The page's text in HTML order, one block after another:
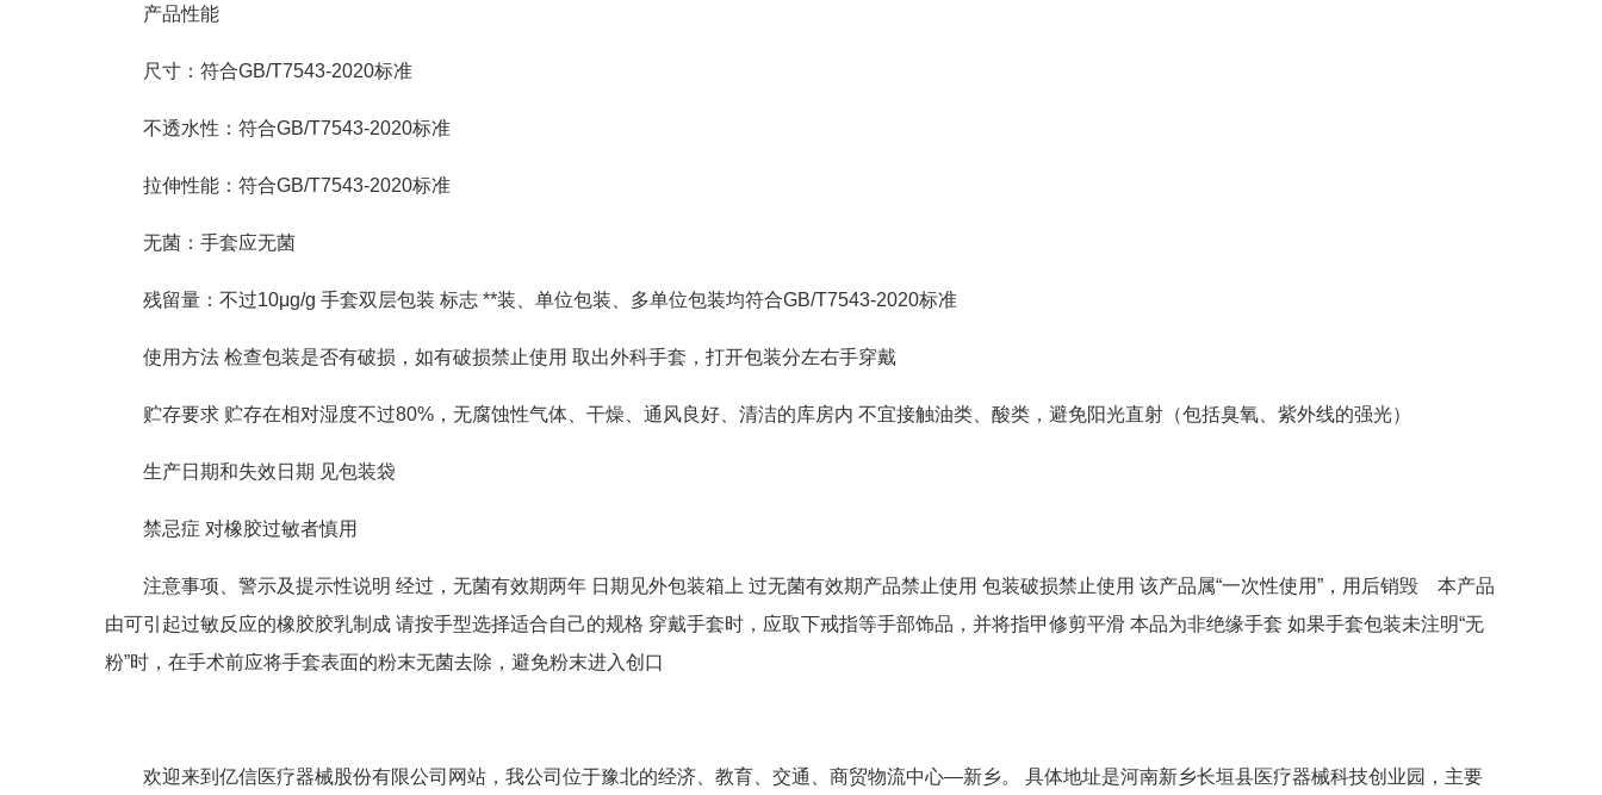
产品性能
尺寸：符合GB/T7543-2020标准
不透水性：符合GB/T7543-2020标准
拉伸性能：符合GB/T7543-2020标准
无菌：手套应无菌
残留量：不过10μg/g 手套双层包装 标志 **装、单位包装、多单位包装均符合GB/T7543-2020标准
使用方法 检查包装是否有破损，如有破损禁止使用 取出外科手套，打开包装分左右手穿戴
贮存要求 贮存在相对湿度不过80%，无腐蚀性气体、干燥、通风良好、清洁的库房内 不宜接触油类、酸类，避免阳光直射（包括臭氧、紫外线的强光）
生产日期和失效日期 见包装袋
禁忌症 对橡胶过敏者慎用
注意事项、警示及提示性说明 经过，无菌有效期两年 日期见外包装箱上 过无菌有效期产品禁止使用 包装破损禁止使用 该产品属“一次性使用”，用后销毁 本产品
由可引起过敏反应的橡胶胶乳制成 请按手型选择适合自己的规格 穿戴手套时，应取下戒指等手部饰品，并将指甲修剪平滑 本品为非绝缘手套 如果手套包装未注明“无
粉”时，在手术前应将手套表面的粉末无菌去除，避免粉末进入创口
欢迎来到亿信医疗器械股份有限公司网站，我公司位于豫北的经济、教育、交通、商贸物流中心—新乡。 具体地址是河南新乡长垣县医疗器械科技创业园，主要